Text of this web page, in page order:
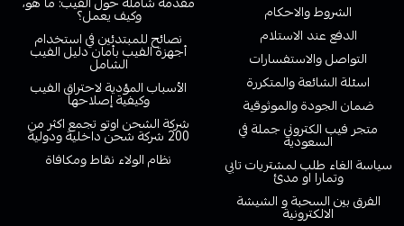
الشروط والاحكام
الدفع عند الاستلام
التواصل والاستفسارات
اسئلة الشائعة والمتكررة
ضمان الجودة والموثوقية
متجر فيب الكتروني جملة في
السعودية
سياسة الغاء طلب لمشتريات تابي
وتمارا او مدئ
الفرق بين السحبة و الشيشة
الالكترونية
وكيف يعمل؟
نصائح للمبتدئين في استخدام
أجهزة الفيب بأمان دليل الفيب
الشامل
الأسباب المؤدية لاحتراق الفيب
وكيفية إصلاحها
شركة الشحن اوتو تجمع اكثر من
200 شركة شحن داخلية ودولية
نظام الولاء نقاط ومكافاة